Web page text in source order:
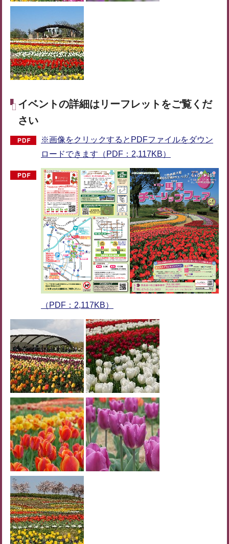
イベントの詳細はリーフレットをご覧くだ
さい
※画像をクリックするとPDFファイルをダウン
ロードできます（PDF：2,117KB）
（PDF：2,117KB）